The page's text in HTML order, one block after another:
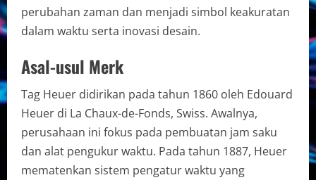
perubahan zaman dan menjadi simbol keakuratan
dalam waktu serta inovasi desain.
Asal-usul Merk
Tag Heuer didirikan pada tahun 1860 oleh Edouard
Heuer di La Chaux-de-Fonds, Swiss. Awalnya,
perusahaan ini fokus pada pembuatan jam saku
dan alat pengukur waktu. Pada tahun 1887, Heuer
mematenkan sistem pengatur waktu yang